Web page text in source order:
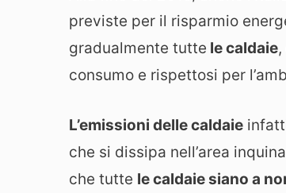
previste per il risparmio
gradualmente tutte le caldaie
consumo e rispettosi per
L’emissioni delle caldaie
che si dissipa nell’area
che tutte le caldaie siano a